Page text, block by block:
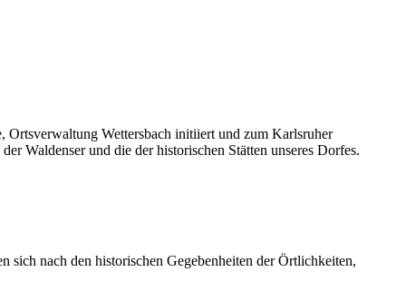
Ortsverwaltung Wettersbach initiiert und zum Karlsruher
Waldenser und die der historischen Stätten unseres Dorfes.
sich nach den historischen Gegebenheiten der Örtlichkeiten,